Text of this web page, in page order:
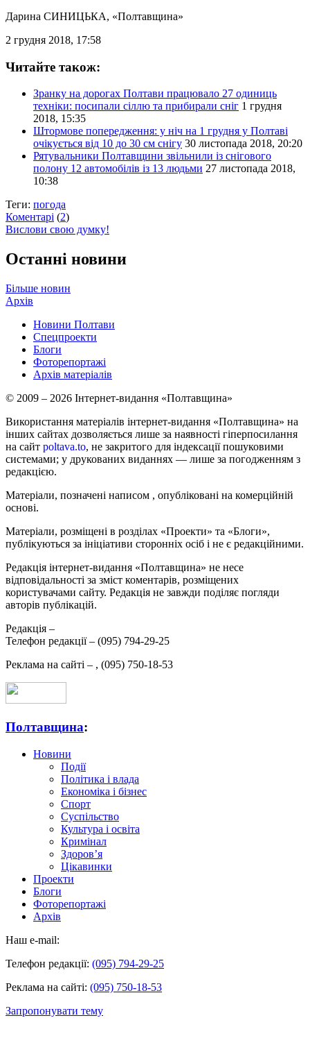
Дарина СИНИЦЬКА, «Полтавщина»
2 грудня 2018, 17:58
Читайте також:
Зранку на дорогах Полтави працювало 27 одиниць
техніки: посипали сіллю та прибирали сніг 1 грудня
2018, 15:35
Штормове попередження: у ніч на 1 грудня у Полтаві
очікується від 10 до 30 см снігу 30 листопада 2018, 20:20
Рятувальники Полтавщини звільнили із снігового
полону 12 автомобілів із 13 людьми 27 листопада 2018,
10:38
Теги: погода
Коментарі (2)
Вислови свою думку!
Останні новини
Більше новин
Архів
Новини Полтави
Спецпроекти
Блоги
Фоторепортажі
Архів матеріалів
© 2009 – 2026 Інтернет-видання «Полтавщина»
Використання матеріалів інтернет-видання «Полтавщина» на
інших сайтах дозволяється лише за наявності гіперпосилання
на сайт poltava.to, не закритого для індексації пошуковими
системами; у друкованих виданнях — лише за погодженням з
редакцією.
Матеріали, позначені написом , опубліковані на комерційній
основі.
Матеріали, розміщені в розділах «Проекти» та «Блоги»,
публікуються за ініціативи сторонніх осіб і не є редакційними.
Редакція інтернет-видання «Полтавщина» не несе
відповідальності за зміст коментарів, розміщених
користувачами сайту. Редакція не завжди поділяє погляди
авторів публікацій.
Редакція –
Телефон редакції – (095) 794-29-25
Реклама на сайті – , (095) 750-18-53
Полтавщина:
Новини
Події
Політика і влада
Економіка і бізнес
Спорт
Суспільство
Культура і освіта
Кримінал
Здоров’я
Цікавинки
Проекти
Блоги
Фоторепортажі
Архів
Наш e-mail:
Телефон редакції: (095) 794-29-25
Реклама на сайті: (095) 750-18-53
Запропонувати тему